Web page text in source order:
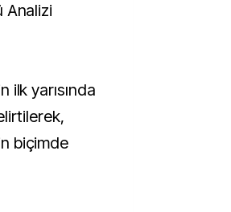
Analizi
yarısında
biçimde